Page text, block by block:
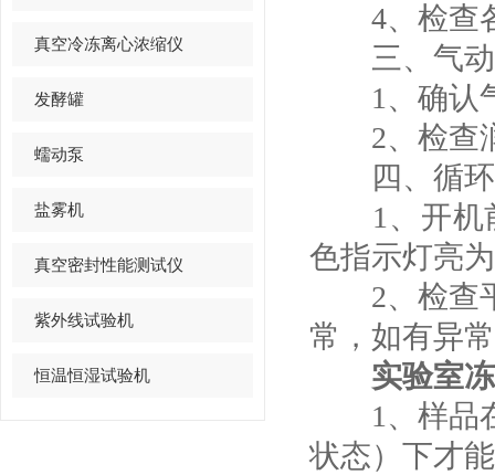
真空冷冻离心浓缩仪
发酵罐
蠕动泵
盐雾机
真空密封性能测试仪
紫外线试验机
恒温恒湿试验机
4、检查各
三、气动
1、确认气
2、检查润
四、循环
1、开机前
色指示灯亮
2、检查平
常，如有异
实验室
1、样品在
状态）下才